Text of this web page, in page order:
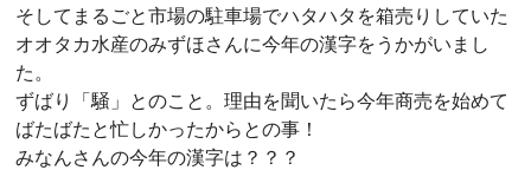
そしてまるごと市場の駐車場でハタハタを箱売りしていた
オオタカ水産のみずほさんに今年の漢字をうかがいまし
た。
ずばり「騒」とのこと。理由を聞いたら今年商売を始めて
ばたばたと忙しかったからとの事！
みなんさんの今年の漢字は？？？